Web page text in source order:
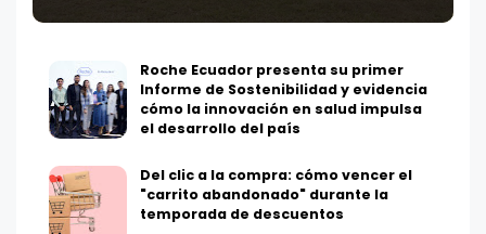
Roche Ecuador presenta su primer
Informe de Sostenibilidad y evidencia
cómo la innovación en salud impulsa
el desarrollo del país
Del clic a la compra: cómo vencer el
"carrito abandonado" durante la
temporada de descuentos